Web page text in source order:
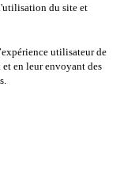
du site et
utilisateur de
en leur envoyant des